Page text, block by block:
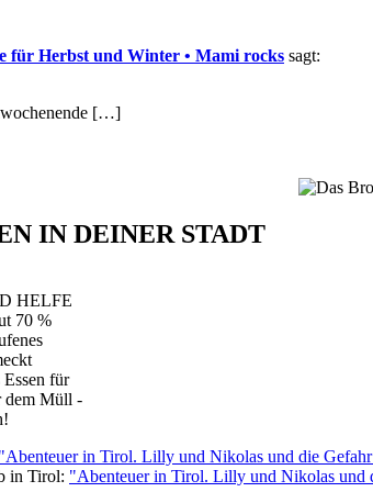
für Herbst und Winter • Mami rocks sagt:
[…]
IN DEINER STADT
HELFE
70 %
für
dem Müll -
in Tirol: "Abenteuer in Tirol. Lilly und Nikolas und